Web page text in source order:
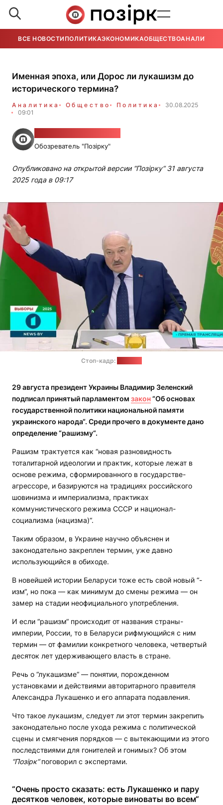
ВСЕ НОВОСТИ ПОЛИТИКАЭКОНОМИКАОБЩЕСТВОАНАЛИТИКА
Именная эпоха, или Дорос ли лукашизм до
исторического термина?
Аналитика Общество Политика
30.08.2025
09:01
Обозреватель "Позірку"
Опубликовано на открытой версии “Позірку“ 31 августа
2025 года в 09:17
Стоп-кадр:
29 августа президент Украины Владимир Зеленский
подписал принятый парламентом закон“Об основах
государственной политики национальной памяти
украинского народа“. Среди прочего в документе дано
определение “рашизму“.
Рашизм трактуется как “новая разновидность
тоталитарной идеологии и практик, которые лежат в
основе режима, сформированного в государстве-
агрессоре, и базируются на традициях российского
шовинизма и империализма, практиках
коммунистического режима СССР и национал-
социализма (нацизма)“.
Таким образом, в Украине научно объяснен и
законодательно закреплен термин, уже давно
использующийся в обиходе.
В новейшей истории Беларуси тоже есть свой новый “-
изм“, но пока — как минимум до смены режима — он
замер на стадии неофициального употребления.
И если “рашизм“ происходит от названия страны-
империи, России, то в Беларуси рифмующийся с ним
термин — от фамилии конкретного человека, четвертый
десяток лет удерживающего власть в стране.
Речь о “лукашизме“ — понятии, порожденном
установками и действиями авторитарного правителя
Александра Лукашенко и его аппарата подавления.
Что такое лукашизм, следует ли этот термин закрепить
законодательно после ухода режима с политической
сцены и смягчения порядков — с вытекающими из этого
последствиями для гонителей и гонимых? Об этом
“Позірк“поговорил с экспертами.
“Очень просто сказать: есть Лукашенко и пару
десятков человек, которые виноваты во всем“